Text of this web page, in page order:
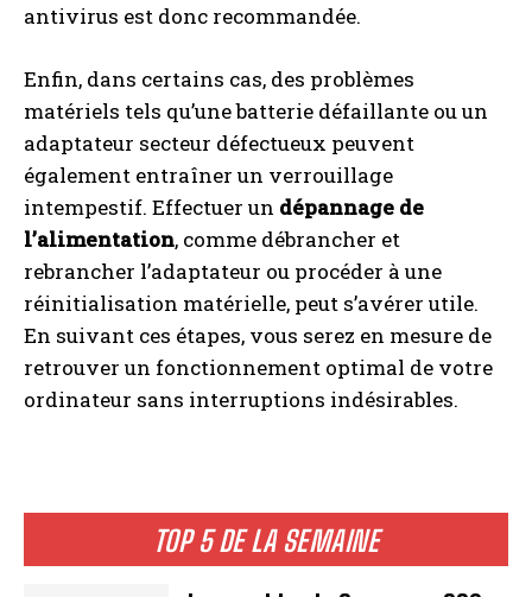
TOP 5 DE LA SEMAINE
antivirus est donc recommandée.
Enfin, dans certains cas, des problèmes
matériels tels qu’une batterie défaillante ou un
adaptateur secteur défectueux peuvent
également entraîner un verrouillage
intempestif. Effectuer un dépannage de
l’alimentation, comme débrancher et
rebrancher l’adaptateur ou procéder à une
réinitialisation matérielle, peut s’avérer utile.
En suivant ces étapes, vous serez en mesure de
retrouver un fonctionnement optimal de votre
ordinateur sans interruptions indésirables.